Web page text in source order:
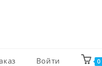
Войти 0